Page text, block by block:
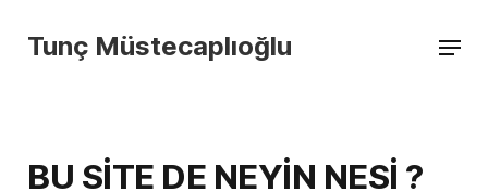
Tunç Müstecaplıoğlu
BU SİTE DE NEYİN NESİ ?